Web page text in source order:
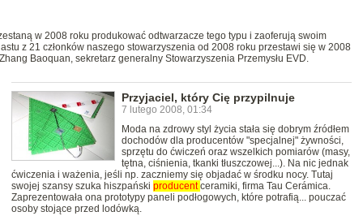
w 2008 roku produkować odtwarzacze tego typu i zaoferują swoim
z 21 członków naszego stowarzyszenia od 2008 roku przestawi się w 2008
Baoquan, sekretarz generalny Stowarzyszenia Przemysłu EVD.
Przyjaciel, który Cię przypilnuje
7 lutego 2008, 01:34
Moda na zdrowy styl życia stała się dobrym źródłem
dochodów dla producentów "specjalnej" żywności,
sprzętu do ćwiczeń oraz wszelkich pomiarów (masy,
tętna, ciśnienia, tkanki tłuszczowej...). Na nic jednak
ćwiczenia i ważenia, jeśli np. zaczniemy się objadać w środku nocy. Tutaj
swojej szansy szuka hiszpański producentceramiki, firma Tau Cerámica.
Zaprezentowała ona prototypy paneli podłogowych, które potrafią... pouczać
osoby stojące przed lodówką.